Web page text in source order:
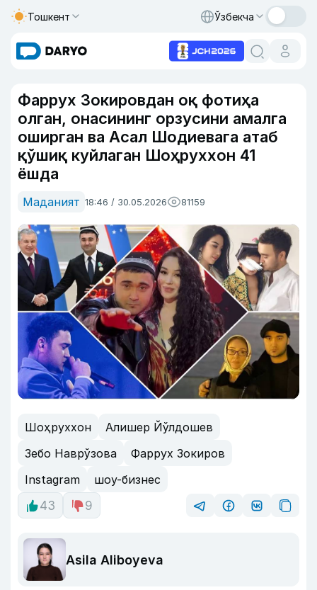
Тошкент Ўзбекча
Фаррух Зокировдан оқ фотиҳа
олган, онасининг орзусини амалга
оширган ва Асал Шодиевага атаб
қўшиқ куйлаган Шоҳруххон 41
ёшда
Маданият 18:46 / 30.05.2026 81159
Шоҳруххон
Алишер Йўлдошев
Зебо Наврўзова
Фаррух Зокиров
Instagram
шоу-бизнес
43
9
Asila Aliboyeva